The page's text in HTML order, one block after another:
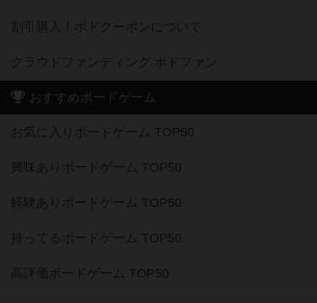
割引購入！ボドクーポンについて
クラウドファンディング ボドファン
おすすめボードゲーム
お気に入りボードゲーム TOP50
興味ありボードゲーム TOP50
経験ありボードゲーム TOP50
持ってるボードゲーム TOP50
高評価ボードゲーム TOP50